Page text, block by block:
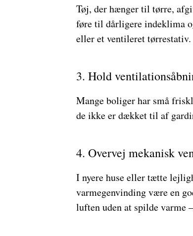
Tøj, der hænger til tørre,
føre til dårligere indeklima
eller et ventileret tørrestativ.
3. Hold
Mange boliger har små
de ikke er dækket til af
4. Overvej mekanisk
I nyere huse eller tætte
varmegenvinding være en
luften uden at spilde varme